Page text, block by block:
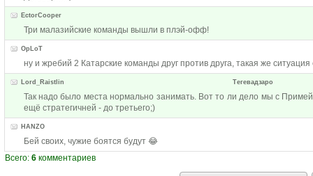
EctorCooper
Три малазийские команды вышли в плэй-офф!
OpLoT
ну и жребий 2 Катарские команды друг против друга, такая же ситуация
Lord_Raistlin Тегевадзаро
Так надо было места нормально занимать. Вот то ли дело мы с
ещё стратегичней - до третьего;)
HANZO
Бей своих, чужие боятся будут 😂
Всего: 6 комментариев